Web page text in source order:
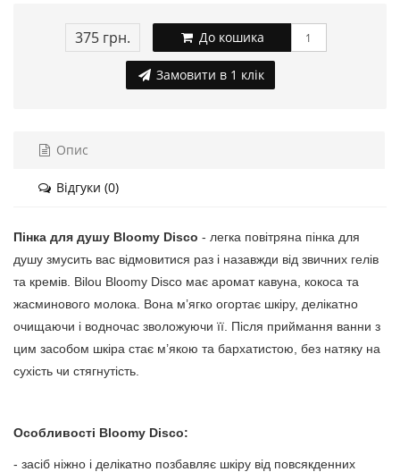
375 грн. До кошика
Замовити в 1 клік
Опис
Відгуки (0)
Пінка для душу Bloomy Disco - легка повітряна пінка для
душу змусить вас відмовитися раз і назавжди від звичних гелів
та кремів. Bilou Bloomy Disco має аромат кавуна, кокоса та
жасминового молока. Вона м’ягко огортає шкіру, делікатно
очищаючи і водночас зволожуючи її. Після приймання ванни з
цим засобом шкіра стає м’якою та бархатистою, без натяку на
сухість чи стягнутість.
Особливості Bloomy Disco:
- засіб ніжно і делікатно позбавляє шкіру від повсякденних